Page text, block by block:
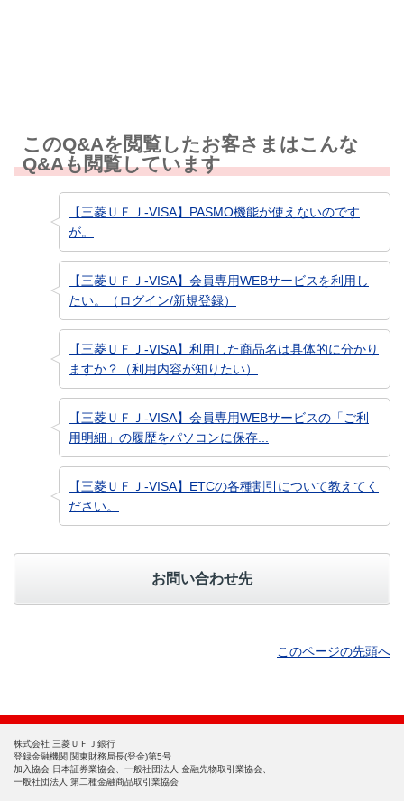
このQ&Aを閲覧したお客さまはこんな
Q&Aも閲覧しています
【三菱ＵＦＪ-VISA】PASMO機能が使えないのです
が。
【三菱ＵＦＪ-VISA】会員専用WEBサービスを利用し
たい。（ログイン/新規登録）
【三菱ＵＦＪ-VISA】利用した商品名は具体的に分かり
ますか？（利用内容が知りたい）
【三菱ＵＦＪ-VISA】会員専用WEBサービスの「ご利
用明細」の履歴をパソコンに保存...
【三菱ＵＦＪ-VISA】ETCの各種割引について教えてく
ださい。
お問い合わせ先
このページの先頭へ
株式会社 三菱ＵＦＪ銀行
登録金融機関 関東財務局長(登金)第5号
加入協会 日本証券業協会、一般社団法人 金融先物取引業協会、
一般社団法人 第二種金融商品取引業協会